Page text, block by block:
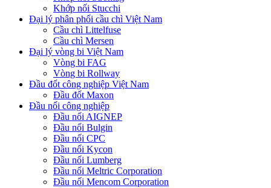
Khớp nối Stucchi
Đại lý phân phối cầu chì Việt Nam
Cầu chì Littelfuse
Cầu chì Mersen
Đại lý vòng bi Việt Nam
Vòng bi FAG
Vòng bi Rollway
Đầu đốt công nghiệp Việt Nam
Đầu đốt Maxon
Đầu nối công nghiệp
Đầu nối AIGNEP
Đầu nối Bulgin
Đầu nối CPC
Đầu nối Kycon
Đầu nối Lumberg
Đầu nối Meltric Corporation
Đầu nối Mencom Corporation